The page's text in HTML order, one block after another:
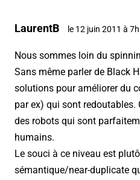
LaurentB le 12 juin 2011 à
Nous sommes loin du
Sans même parler de Black
solutions pour améliorer du
par ex) qui sont redoutables.
des robots qui sont
humains.
Le souci à ce niveau est
sémantique/near-duplicate